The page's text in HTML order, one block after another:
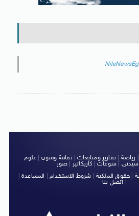
NileNewsEg
رياضة |تقارير ومتابعات|ثقافة وفنون
علوم
سيدتى منوعات كاريكاتير صور
حقوق الملكية شروط الاستخدام| المساعدة|
اتصل بنا